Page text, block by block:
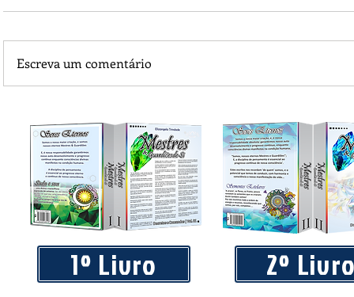
Praça 04 de Julho recebe novos equipamentos de
livre
Escreva um comentário
1º Livro 2º